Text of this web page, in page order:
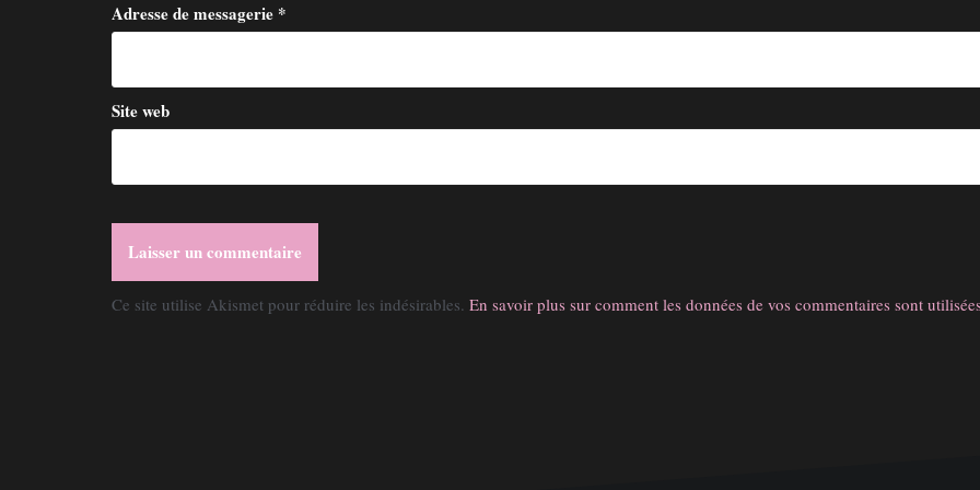
c
e
Adresse de messagerie *
Site web
Ce site utilise Akismet pour réduire les indésirables. En savoir plus sur comment les données de vos commentaires sont